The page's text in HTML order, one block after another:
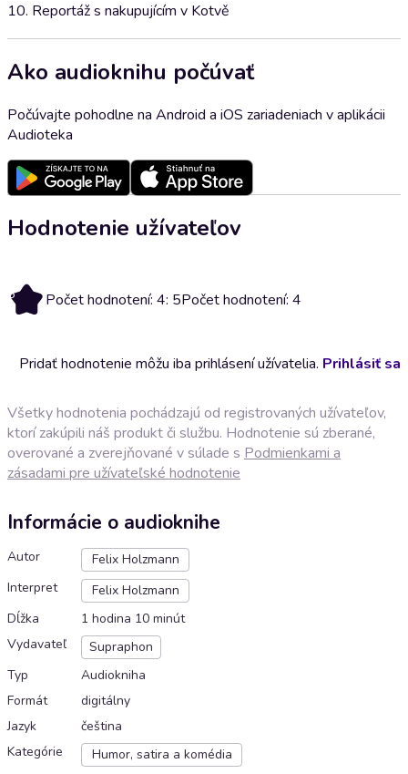
10. Reportáž s nakupujícím v Kotvě
Ako audioknihu počúvať
Počúvajte pohodlne na Android a iOS zariadeniach v aplikácii
Audioteka
Hodnotenie užívateľov
5 Počet hodnotení: 4: 5Počet hodnotení: 4
Pridať hodnotenie môžu iba prihlásení užívatelia. Prihlásiť sa
Všetky hodnotenia pochádzajú od registrovaných užívateľov,
ktorí zakúpili náš produkt či službu. Hodnotenie sú zberané,
overované a zverejňované v súlade s Podmienkami a
zásadami pre užívateľské hodnotenie
Informácie o audioknihe
Autor
Felix Holzmann
Interpret
Felix Holzmann
Dĺžka
1 hodina 10 minút
Vydavateľ
Supraphon
Typ
Audiokniha
Formát
digitálny
Jazyk
čeština
Kategórie
Humor, satira a komédia